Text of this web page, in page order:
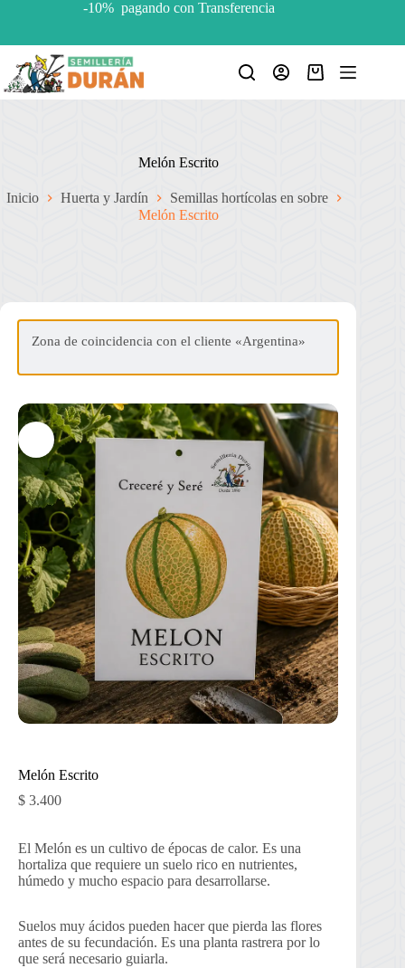
-10% pagando con Transferencia
Carro
Melón Escrito
Inicio Huerta y Jardín
Semillas hortícolas en sobre
Melón Escrito
Zona de coincidencia con el cliente «Argentina»
Melón Escrito
$ 3.400
El Melón es un cultivo de épocas de calor. Es una
hortaliza que requiere un suelo rico en nutrientes,
húmedo y mucho espacio para desarrollarse.
Suelos muy ácidos pueden hacer que pierda las flores
antes de su fecundación. Es una planta rastrera por lo
que será necesario guiarla.